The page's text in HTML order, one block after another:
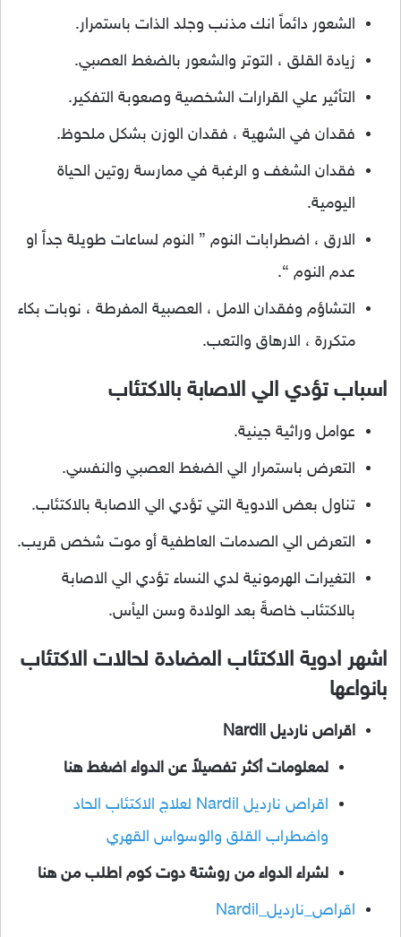
الشعور دائماً انك مذنب وجلد الذات باستمرار.
زيادة القلق ، التوتر والشعور بالضغط العصبي.
التأثير علي القرارات الشخصية وصعوبة التفكير.
فقدان في الشهية ، فقدان الوزن بشكل ملحوظ.
فقدان الشغف و الرغبة في ممارسة روتين الحياة
اليومية.
الارق ، اضطرابات النوم ” النوم لساعات طويلة جداً او
عدم النوم “.
التشاؤم وفقدان الامل ، العصبية المفرطة ، نوبات بكاء
متكررة ، الارهاق والتعب.
اسباب تؤدي الي الاصابة بالاكتئاب
عوامل وراثية جينية.
التعرض باستمرار الي الضغط العصبي والنفسي.
تناول بعض الادوية التي تؤدي الي الاصابة بالاكتئاب.
التعرض الي الصدمات العاطفية أو موت شخص قريب.
التغيرات الهرمونية لدي النساء تؤدي الي الاصابة
بالاكتئاب خاصةً بعد الولادة وسن اليأس.
اشهر ادوية الاكتئاب المضادة لحالات الاكتئاب
بانواعها
اقراص نارديل Nardil
لمعلومات أكثر تفصيلاً عن الدواء اضغط هنا
اقراص نارديل Nardil لعلاج الاكتئاب الحاد
واضطراب القلق والوسواس القهري
لشراء الدواء من روشتة دوت كوم اطلب من هنا
اقراص_نارديل_Nardil